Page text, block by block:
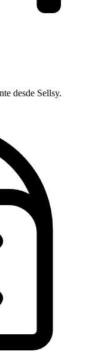
desde Sellsy.